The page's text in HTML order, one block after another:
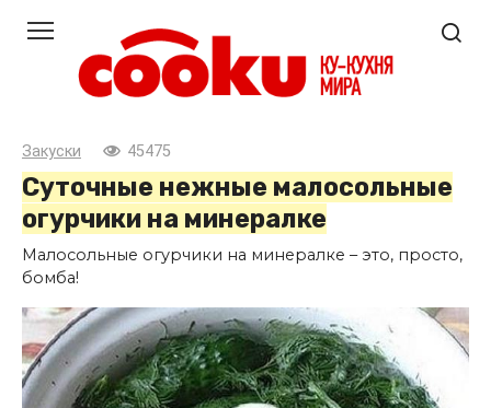
контенту
Закуски 45475
Суточные нежные малосольные
огурчики на минералке
Малосольные огурчики на минералке – это, просто,
бомба!